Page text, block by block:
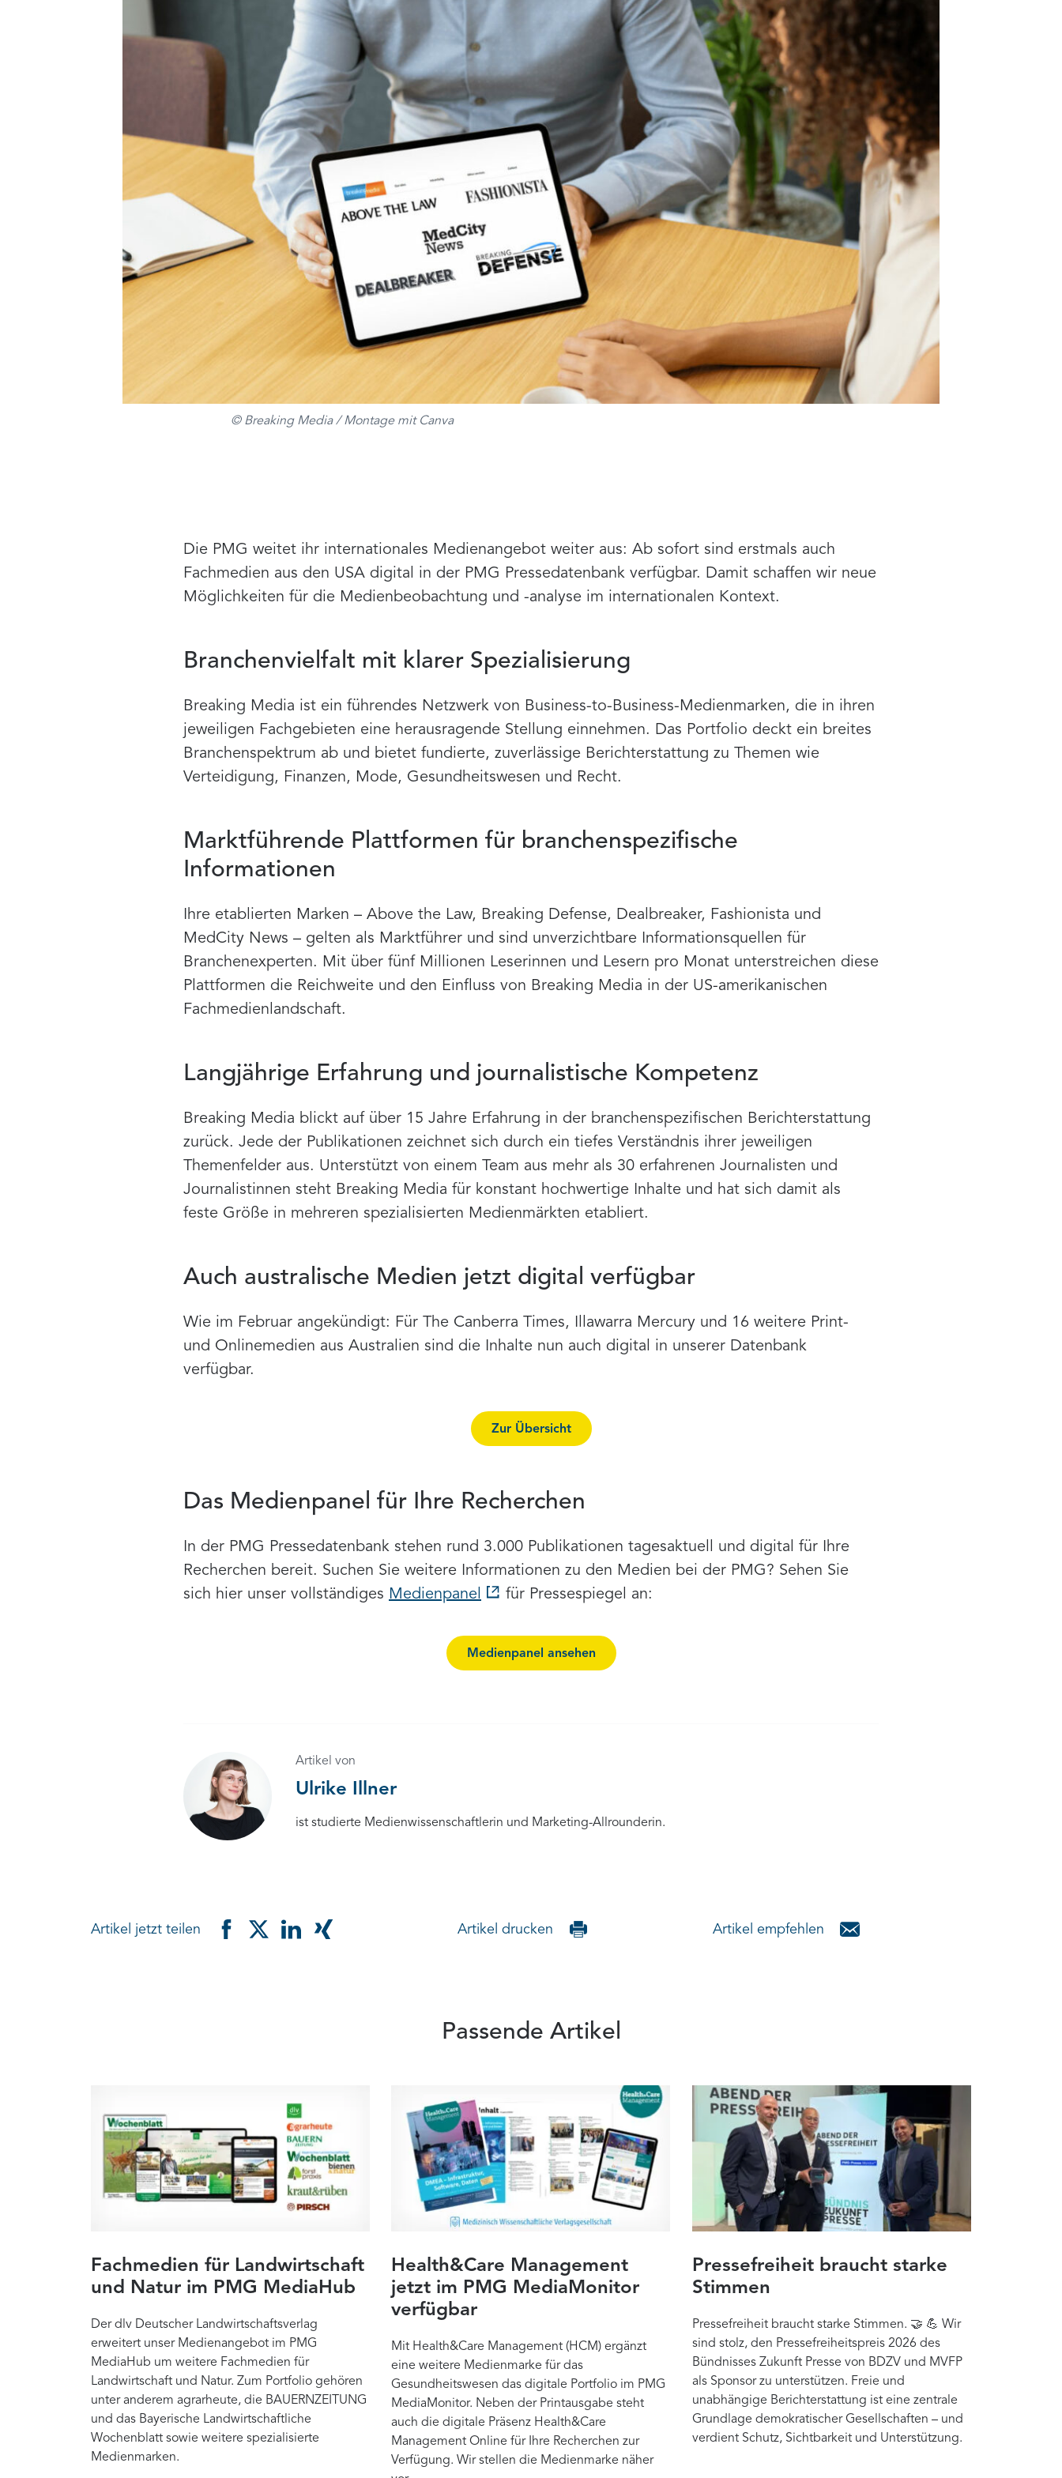
© Breaking Media / Montage mit Canva
Die PMG weitet ihr internationales Medienangebot weiter aus: Ab sofort sind erstmals auch
Fachmedien aus den USA digital in der PMG Pressedatenbank verfügbar. Damit schaffen wir neue
Möglichkeiten für die Medienbeobachtung und -analyse im internationalen Kontext.
Branchenvielfalt mit klarer Spezialisierung
Breaking Media ist ein führendes Netzwerk von Business-to-Business-Medienmarken, die in ihren
jeweiligen Fachgebieten eine herausragende Stellung einnehmen. Das Portfolio deckt ein breites
Branchenspektrum ab und bietet fundierte, zuverlässige Berichterstattung zu Themen wie
Verteidigung, Finanzen, Mode, Gesundheitswesen und Recht.
Marktführende Plattformen für branchenspezifische
Informationen
Ihre etablierten Marken – Above the Law, Breaking Defense, Dealbreaker, Fashionista und
MedCity News – gelten als Marktführer und sind unverzichtbare Informationsquellen für
Branchenexperten. Mit über fünf Millionen Leserinnen und Lesern pro Monat unterstreichen diese
Plattformen die Reichweite und den Einfluss von Breaking Media in der US-amerikanischen
Fachmedienlandschaft.
Langjährige Erfahrung und journalistische Kompetenz
Breaking Media blickt auf über 15 Jahre Erfahrung in der branchenspezifischen Berichterstattung
zurück. Jede der Publikationen zeichnet sich durch ein tiefes Verständnis ihrer jeweiligen
Themenfelder aus. Unterstützt von einem Team aus mehr als 30 erfahrenen Journalisten und
Journalistinnen steht Breaking Media für konstant hochwertige Inhalte und hat sich damit als
feste Größe in mehreren spezialisierten Medienmärkten etabliert.
Auch australische Medien jetzt digital verfügbar
Wie im Februar angekündigt: Für The Canberra Times, Illawarra Mercury und 16 weitere Print-
und Onlinemedien aus Australien sind die Inhalte nun auch digital in unserer Datenbank
verfügbar.
Zur Übersicht
Das Medienpanel für Ihre Recherchen
In der PMG Pressedatenbank stehen rund 3.000 Publikationen tagesaktuell und digital für Ihre
Recherchen bereit. Suchen Sie weitere Informationen zu den Medien bei der PMG? Sehen Sie
sich hier unser vollständiges Medienpanel für Pressespiegel an:
Medienpanel ansehen
Artikel von
Ulrike Illner
ist studierte Medienwissenschaftlerin und Marketing-Allrounderin.
Artikel jetzt teilen Artikel drucken Artikel empfehlen
Passende Artikel
Fachmedien für Landwirtschaft
und Natur im PMG MediaHub
Der dlv Deutscher Landwirtschaftsverlag
erweitert unser Medienangebot im PMG
MediaHub um weitere Fachmedien für
Landwirtschaft und Natur. Zum Portfolio gehören
unter anderem agrarheute, die BAUERNZEITUNG
und das Bayerische Landwirtschaftliche
Wochenblatt sowie weitere spezialisierte
Medienmarken.
Health&Care Management
jetzt im PMG MediaMonitor
verfügbar
Mit Health&Care Management (HCM) ergänzt
eine weitere Medienmarke für das
Gesundheitswesen das digitale Portfolio im PMG
MediaMonitor. Neben der Printausgabe steht
auch die digitale Präsenz Health&Care
Management Online für Ihre Recherchen zur
Verfügung. Wir stellen die Medienmarke näher
Pressefreiheit braucht starke
Stimmen
Pressefreiheit braucht starke Stimmen. 🤝 💪 Wir
sind stolz, den Pressefreiheitspreis 2026 des
Bündnisses Zukunft Presse von BDZV und MVFP
als Sponsor zu unterstützen. Freie und
unabhängige Berichterstattung ist eine zentrale
Grundlage demokratischer Gesellschaften – und
verdient Schutz, Sichtbarkeit und Unterstützung.